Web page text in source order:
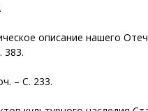
описание нашего
383.
– С. 233.